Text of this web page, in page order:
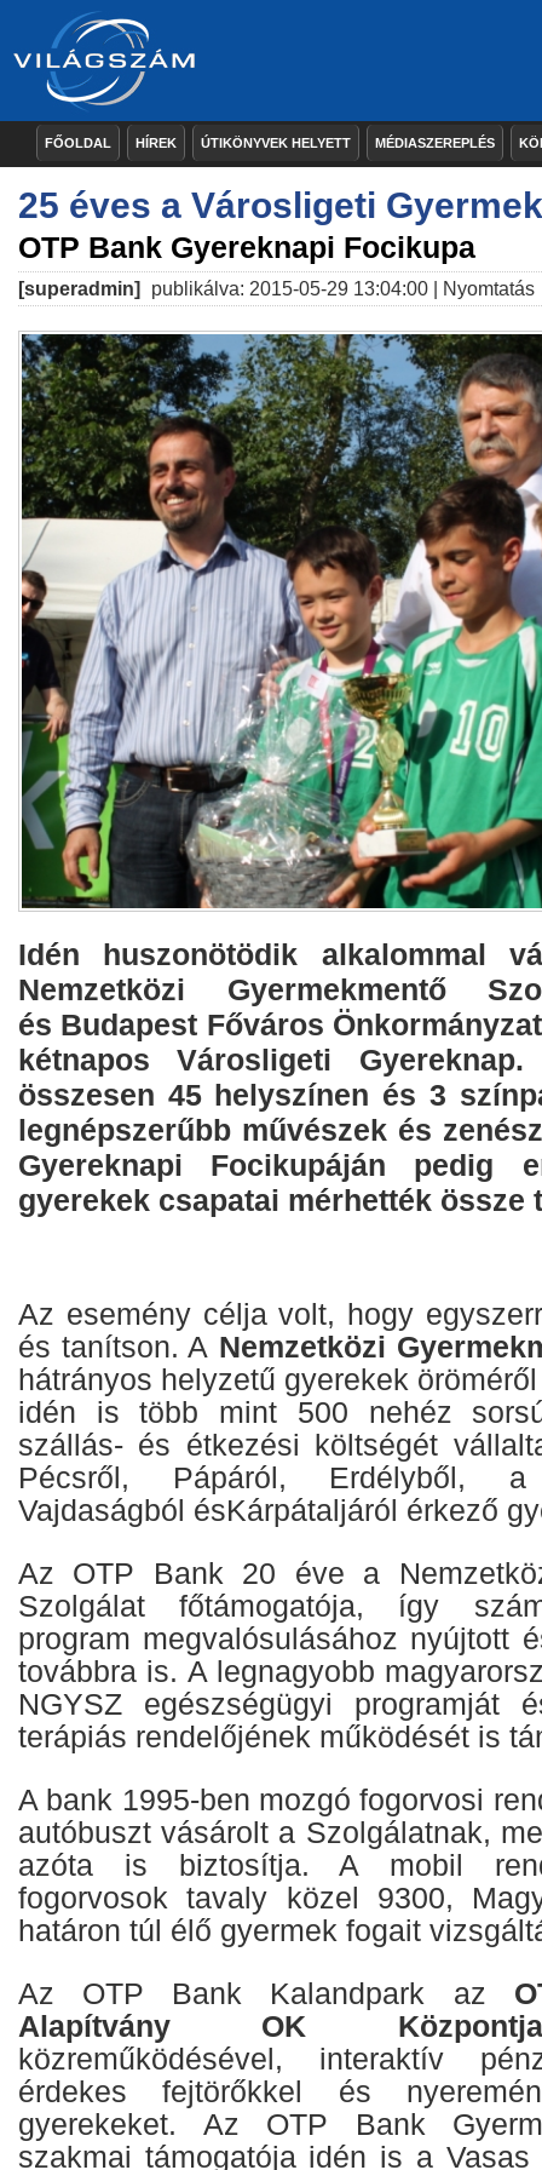
FŐOLDAL HÍREK ÚTIKÖNYVEK HELYETT MÉDIASZEREPLÉS
25 éves a Városligeti
OTP Bank Gyereknapi Focikupa
[superadmin] publikálva: 2015-05-29 13:04:00 | Nyomtatás
Idén huszonötödik alkalommal
Nemzetközi Gyermekmentő
és Budapest Főváros
kétnapos Városligeti
összesen 45helyszínen és 3
legnépszerűbb művészek és
Gyereknapi Focikupáján pedig
gyerekek csapatai mérhették össze
Az esemény célja volt, hogy
és tanítson. A Nemzetközi
hátrányos helyzetű gyerekek
idén is több mint 500 nehéz
szállás- és étkezési költségét
Pécsről, Pápáról, Erdélyből,
Vajdaságból ésKárpátaljáról érkező
Az OTP Bank 20 éve a
Szolgálat főtámogatója, így
program megvalósulásához nyújtott
továbbra is. A legnagyobb
NGYSZ egészségügyi programját
terápiás rendelőjének működését is
A bank 1995-ben mozgó fogorvosi
autóbuszt vásárolt a Szolgálatnak,
azóta is biztosítja. A mobil
fogorvosok tavaly közel 9300,
határon túl élő gyermek fogait
Az OTP Bank Kalandpark az
Alapítvány OK Központja
közreműködésével, interaktív
érdekes fejtörőkkel és
gyerekeket. Az OTP Bank
szakmai támogatója idén is a Vasas